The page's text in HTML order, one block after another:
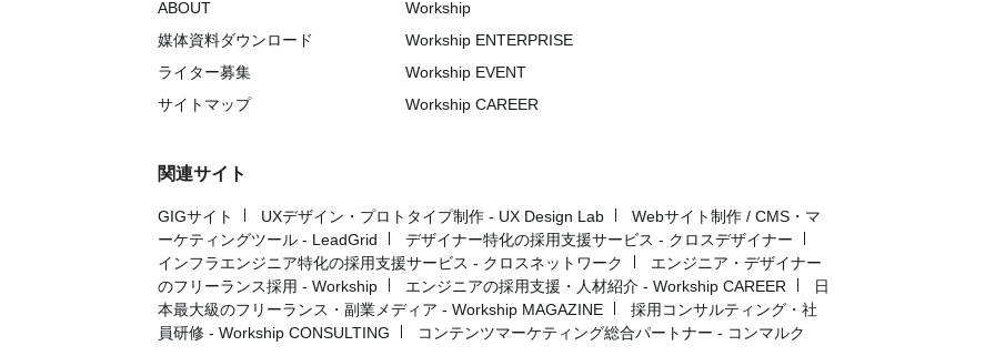
ABOUT
媒体資料ダウンロード
ライター募集
サイトマップ
Workship
Workship ENTERPRISE
Workship EVENT
Workship CAREER
関連サイト
GIGサイト UXデザイン・プロトタイプ制作 - UX Design Lab
Webサイト制作 / CMS・マ
ーケティングツール - LeadGrid
デザイナー特化の採用支援サービス - クロスデザイナー
インフラエンジニア特化の採用支援サービス - クロスネットワーク
エンジニア・デザイナー
のフリーランス採用 - Workship
エンジニアの採用支援・人材紹介 - Workship CAREER
日
本最大級のフリーランス・副業メディア - Workship MAGAZINE
採用コンサルティング・社
員研修 - Workship CONSULTING
コンテンツマーケティング総合パートナー - コンマルク